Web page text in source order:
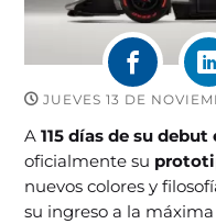
JUEVES 13 DE
A115 días de su debut
oficialmente su
nuevos colores y
su ingreso a la